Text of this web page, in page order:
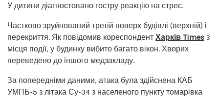
У дитини діагностовано гостру реакцію на стрес.
Частково зруйнований третій поверх будівлі (верхній) і
перекриття. Як повідомив кореспондент Харків Times з
місця події, у будинку вибито багато вікон. Хворих
переведено до іншого медзакладу.
За попередніми даними, атака була здійснена КАБ
УМПБ-5 з літака Су-34 з населеного пункту томарівка